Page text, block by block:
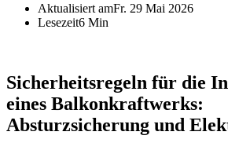
Aktualisiert amFr. 29 Mai 2026
Lesezeit6 Min
Sicherheitsregeln für die
eines Balkonkraftwerks:
Absturzsicherung und